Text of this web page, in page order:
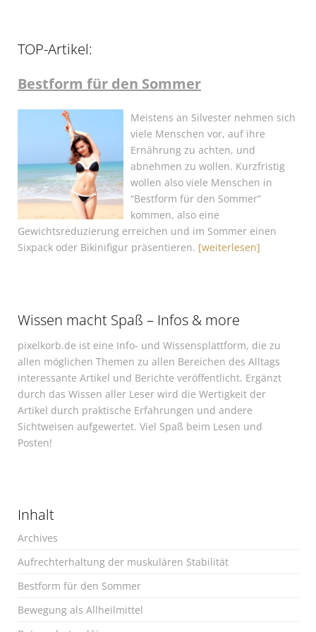
TOP-Artikel:
Bestform für den Sommer
Meistens an Silvester nehmen sich
viele Menschen vor, auf ihre
Ernährung zu achten, und
abnehmen zu wollen. Kurzfristig
wollen also viele Menschen in
“Bestform für den Sommer”
kommen, also eine
Gewichtsreduzierung erreichen und im Sommer einen
Sixpack oder Bikinifigur präsentieren. [weiterlesen]
Wissen macht Spaß – Infos & more
pixelkorb.de ist eine Info- und Wissensplattform, die zu
allen möglichen Themen zu allen Bereichen des Alltags
interessante Artikel und Berichte veröffentlicht. Ergänzt
durch das Wissen aller Leser wird die Wertigkeit der
Artikel durch praktische Erfahrungen und andere
Sichtweisen aufgewertet. Viel Spaß beim Lesen und
Posten!
Inhalt
Archives
Aufrechterhaltung der muskulären Stabilität
Bestform für den Sommer
Bewegung als Allheilmittel